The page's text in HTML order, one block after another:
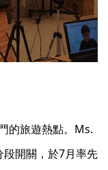
的旅遊熱點。Ms.
開關，於7月率先